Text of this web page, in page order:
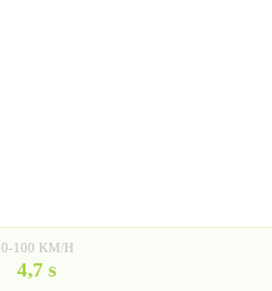
0-100 KM/H
4,7 s